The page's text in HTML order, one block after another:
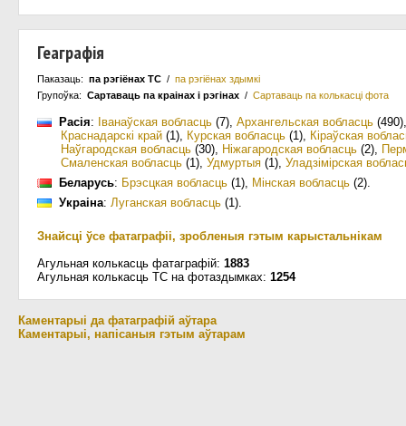
Геаграфія
Паказаць: па рэгіёнах ТС / па рэгіёнах здымкі
Групоўка: Сартаваць па краiнах i рэгінах / Сартаваць па колькасцi фота
Расія: Іванаўская вобласць (7), Архангельская вобласць (490)
Краснадарскі край (1), Курская вобласць (1), Кіраўская
Наўгародская вобласць (30), Ніжагародская вобласць (2),
Смаленская вобласць (1), Удмуртыя (1), Уладзімірская
Беларусь: Брэсцкая вобласць (1), Мінская вобласць (2).
Украіна: Луганская вобласць (1).
Знайсці ўсе фатаграфіі, зробленыя гэтым карыстальнікам
Агульная колькасць фатаграфій: 1883
Агульная колькасць ТС на фотаздымках: 1254
Каментарыі да фатаграфій аўтара
Каментарыі, напісаныя гэтым аўтарам